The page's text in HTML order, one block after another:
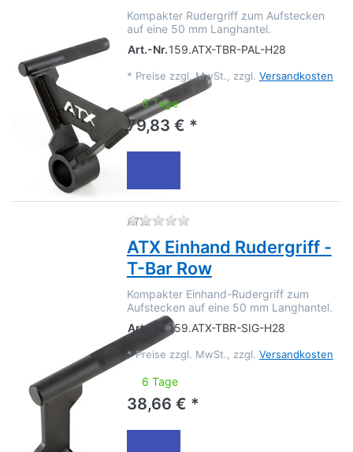
Kompakter Rudergriff zum Aufstecken
auf eine 50 mm Langhantel.
Art.-Nr.159.ATX-TBR-PAL-H28
* Preise zzgl. MwSt., zzgl. Versandkosten
6 Tage
79,83 € *
ATX Zu diesem Produkt liegen
ATX Einhand Rudergriff -
T-Bar Row
Kompakter Einhand-Rudergriff zum
Aufstecken auf eine 50 mm Langhantel.
Art.-Nr.159.ATX-TBR-SIG-H28
* Preise zzgl. MwSt., zzgl. Versandkosten
6 Tage
38,66 € *